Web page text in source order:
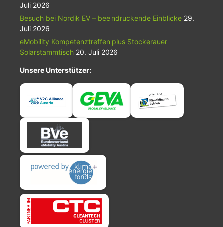
Juli 2026
Besuch bei Nordik EV – beeindruckende Einblicke 29.
Juli 2026
eMobility Kompetenztreffen plus Stockerauer
Solarstammtisch 20. Juli 2026
Unsere Unterstützer: